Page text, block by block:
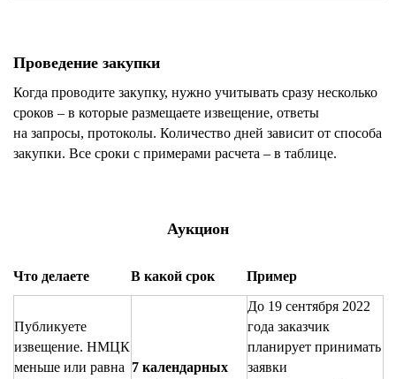
Проведение закупки
Когда проводите закупку, нужно учитывать сразу несколько
сроков – в которые размещаете извещение, ответы
на запросы, протоколы. Количество дней зависит от способа
закупки. Все сроки с примерами расчета – в таблице.
Аукцион
Что делаете В какой срок Пример
Публикуете
извещение. НМЦК
меньше или равна 7 календарных
До 19 сентября 2022
года заказчик
планирует принимать
заявки